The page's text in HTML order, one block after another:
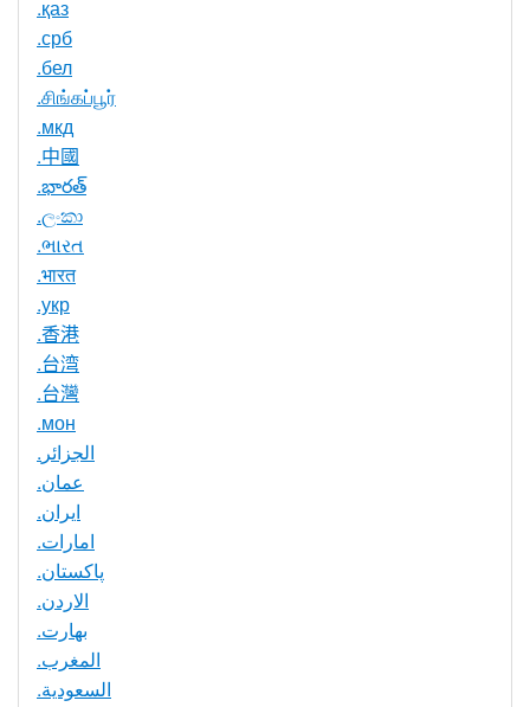
.қаз
.срб
.бел
.சிங்கப்பூர்
.мкд
.中國
.భారత్
.ලංකා
.ભારત
.भारत
.укр
.香港
.台湾
.台灣
.мон
.الجزائر
.عمان
.ایران
.امارات
.پاکستان
.الاردن
.بھارت
.المغرب
.السعودية